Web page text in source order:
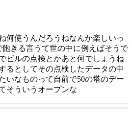
何使うんだろうねなんか楽しいっ
きる言うて世の中に例えばそうで
ビルの点検とかあと何でしょうね
るとしてその点検したデータの中
いなものって自前で50の塔のデー
そういうオープンな